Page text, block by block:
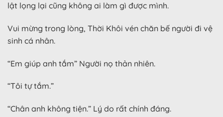
lật lọng lại cũng không ai làm gì được mình.
Vui mừng trong lòng, Thời Khôi vén chăn bế người đi vệ
sinh cá nhân.
“Em giúp anh tắm” Người nọ thản nhiên.
“Tôi tự tắm.”
“Chân anh không tiện.” Lý do rất chính đáng.